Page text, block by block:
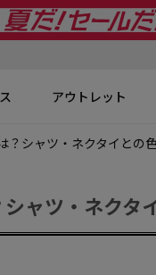
アウトレット
？シャツ・ネクタイと
ャツ・ネク